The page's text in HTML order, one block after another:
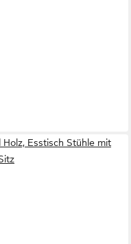
Esstisch Stühle mit